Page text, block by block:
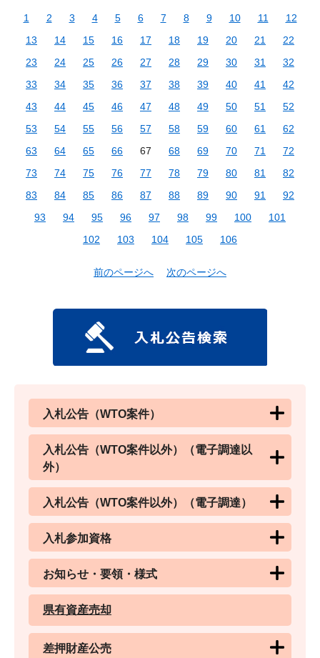
1 2 3 4 5 6 7 8 9 10 11
12
13
14 15 16 17 18 19 20 21
22
23
24 25 26 27 28 29 30 31
32
33
34 35 36 37 38 39 40 41
42
43
44 45 46 47 48 49 50 51
52
53
54 55 56 57 58 59 60 61
62
63
64 65 66 67 68 69 70 71
72
73
74 75 76 77 78 79 80 81
82
83
84 85 86 87 88 89 90 91
92
93
94 95 96 97 98 99 100
101
102
103 104 105 106
前のページへ 次のページへ
入札公告（WTO案件）
入札公告（WTO案件以外）（電子調達以
外）
入札公告（WTO案件以外）（電子調達）
入札参加資格
お知らせ・要領・様式
県有資産売却
差押財産公売